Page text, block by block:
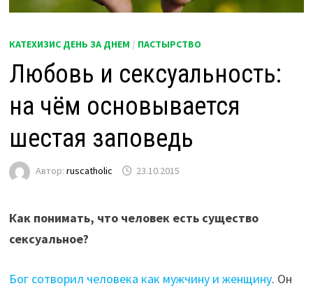
КАТЕХИЗИС ДЕНЬ ЗА ДНЕМ / ПАСТЫРСТВО
Любовь и сексуальность:
на чём основывается
шестая заповедь
Автор:ruscatholic 23.10.2015
Как понимать, что человек есть существо
сексуальное?
Бог сотворил человека как мужчину и женщину. Он